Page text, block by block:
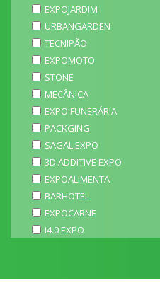
EXPOJARDIM
URBANGARDEN
TECNIPÃO
EXPOMOTO
STONE
MECÂNICA
EXPO FUNERÁRIA
PACKGING
SAGAL EXPO
3D ADDITIVE EXPO
EXPOALIMENTA
BARHOTEL
EXPOCARNE
i4.0 EXPO